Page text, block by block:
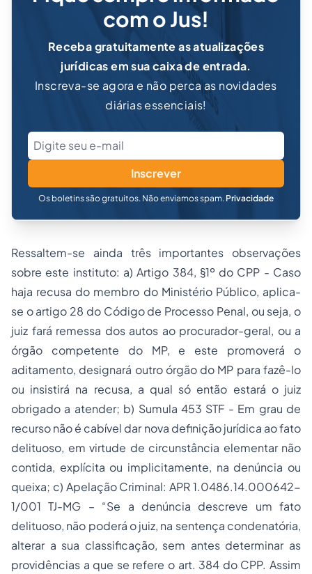
com o Jus!
Receba gratuitamente as atualizações
jurídicas em sua caixa de entrada.
Inscreva-se agora e não perca as novidades
diárias essenciais!
Inscrever
Os boletins são gratuitos. Não enviamos spam. Privacidade
Ressaltem-se ainda três importantes observações
sobre este instituto: a) Artigo 384, §1º do CPP - Caso
haja recusa do membro do Ministério Público, aplica-
se o artigo 28 do Código de Processo Penal, ou seja, o
juiz fará remessa dos autos ao procurador-geral, ou a
órgão competente do MP, e este promoverá o
aditamento, designará outro órgão do MP para fazê-lo
ou insistirá na recusa, a qual só então estará o juiz
obrigado a atender; b) Sumula 453 STF - Em grau de
recurso não é cabível dar nova definição jurídica ao fato
delituoso, em virtude de circunstância elementar não
contida, explícita ou implicitamente, na denúncia ou
queixa; c) Apelação Criminal: APR 1.0486.14.000642-
1/001 TJ-MG – “Se a denúncia descreve um fato
delituoso, não poderá o juiz, na sentença condenatória,
alterar a sua classificação, sem antes determinar as
providências a que se refere o art. 384 do CPP. Assim